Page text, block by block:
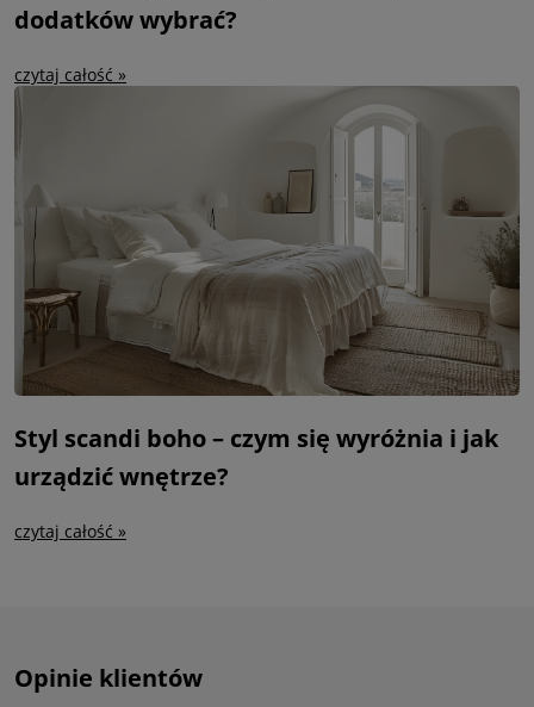
dodatków wybrać?
czytaj całość »
Styl scandi boho – czym się wyróżnia i jak
urządzić wnętrze?
czytaj całość »
Opinie klientów